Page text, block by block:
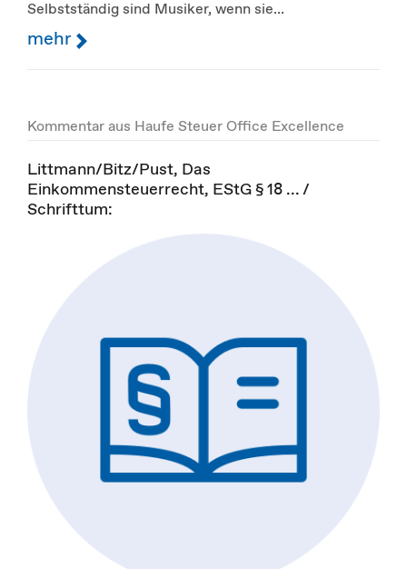
Selbstständig sind Musiker, wenn sie...
mehr
Kommentar aus Haufe Steuer Office Excellence
Littmann/Bitz/Pust, Das
Einkommensteuerrecht, EStG § 18 ... /
Schrifttum: